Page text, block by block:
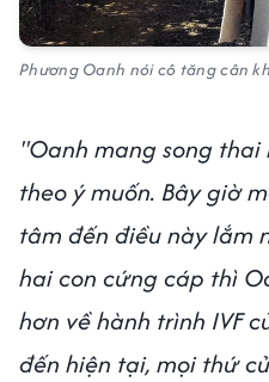
Phương Oanh nói cô tăng cân
"Oanh mang song thai
theo ý muốn. Bây giờ
tâm đến điều này lắm
hai con cứng cáp thì
hơn về hành trình IVF
đến hiện tại, mọi thứ